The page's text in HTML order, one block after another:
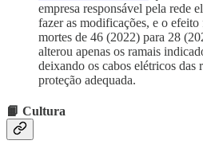
empresa responsável pela rede
fazer as modificações, e o
mortes de 46 (2022) para 28
alterou apenas os ramais
deixando os cabos elétricos das
proteção adequada.
📙 Cultura